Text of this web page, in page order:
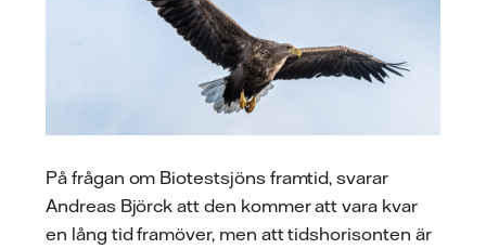
På frågan om Biotestsjöns framtid, svarar
Andreas Björck att den kommer att vara kvar
en lång tid framöver, men att tidshorisonten är